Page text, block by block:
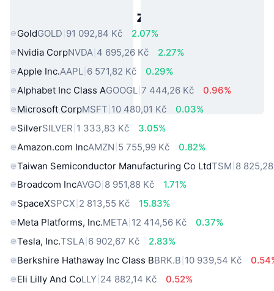
Populární aktiva z reálného světa
GoldGOLD 91 092,84 Kč
2.07%
Nvidia CorpNVDA 4 695,26 Kč
2.27%
Apple Inc.AAPL 6 571,82 Kč
0.29%
Alphabet Inc Class AGOOGL 7 444,26 Kč
0.96%
Microsoft CorpMSFT 10 480,01 Kč
0.03%
SilverSILVER 1 333,83 Kč
3.05%
Amazon.com IncAMZN 5 755,99 Kč
0.82%
Taiwan Semiconductor Manufacturing Co LtdTSM 8
Broadcom IncAVGO 8 951,88 Kč
1.71%
SpaceXSPCX 2 813,55 Kč
15.83%
Meta Platforms, Inc.META 12 414,56 Kč
0.37%
Tesla, Inc.TSLA 6 902,67 Kč
2.83%
Berkshire Hathaway Inc Class BBRK.B 10 939,54 Kč
Eli Lilly And CoLLY 24 882,14 Kč
0.52%